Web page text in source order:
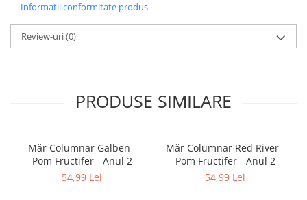
Informatii conformitate produs
Review-uri(0)
PRODUSE SIMILARE
Măr Columnar Galben -
Pom Fructifer - Anul 2
54,99 Lei
Măr Columnar Red River -
Pom Fructifer - Anul 2
54,99 Lei